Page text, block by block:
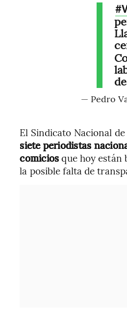
— Pedro
El Sindicato Nacional
siete periodistas
comiciosque hoy están
la posible falta de